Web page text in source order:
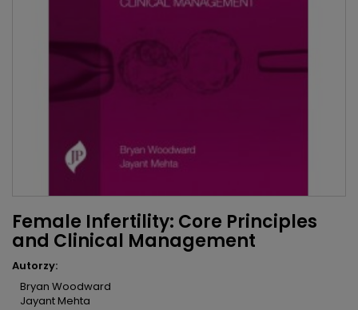
Female Infertility: Core Principles
and Clinical Management
Autorzy:
Bryan Woodward
Jayant Mehta